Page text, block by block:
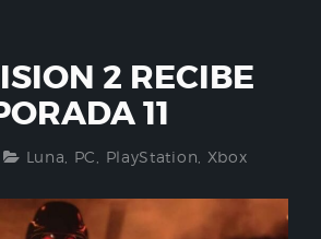
2 RECIBE
11
Luna PC PlayStation Xbox